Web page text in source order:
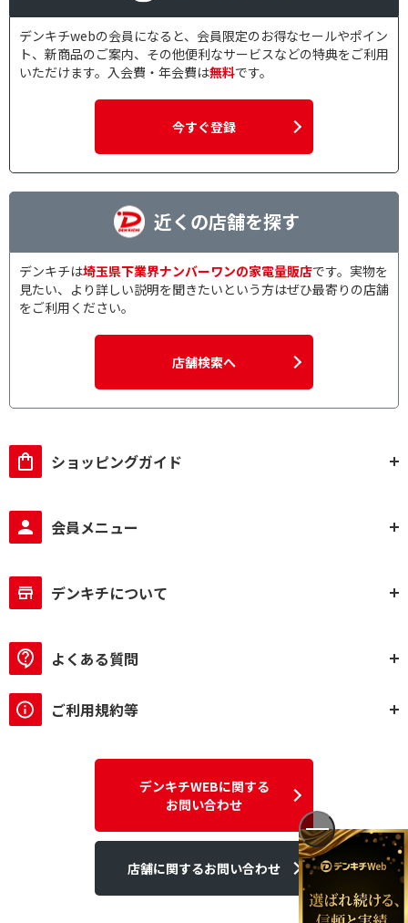
デンキチwebの会員になると、会員限定のお得なセールやポイン
ト、新商品のご案内、その他便利なサービスなどの特典をご利用
いただけます。入会費・年会費は無料です。
今すぐ登録
近くの店舗を探す
デンキチは埼玉県下業界ナンバーワンの家電量販店です。実物を
見たい、より詳しい説明を聞きたいという方はぜひ最寄りの店舗
をご利用ください。
店舗検索へ
ショッピングガイド
会員メニュー
デンキチについて
よくある質問
ご利用規約等
デンキチWEBに関する
お問い合わせ
店舗に関するお問い合わせ